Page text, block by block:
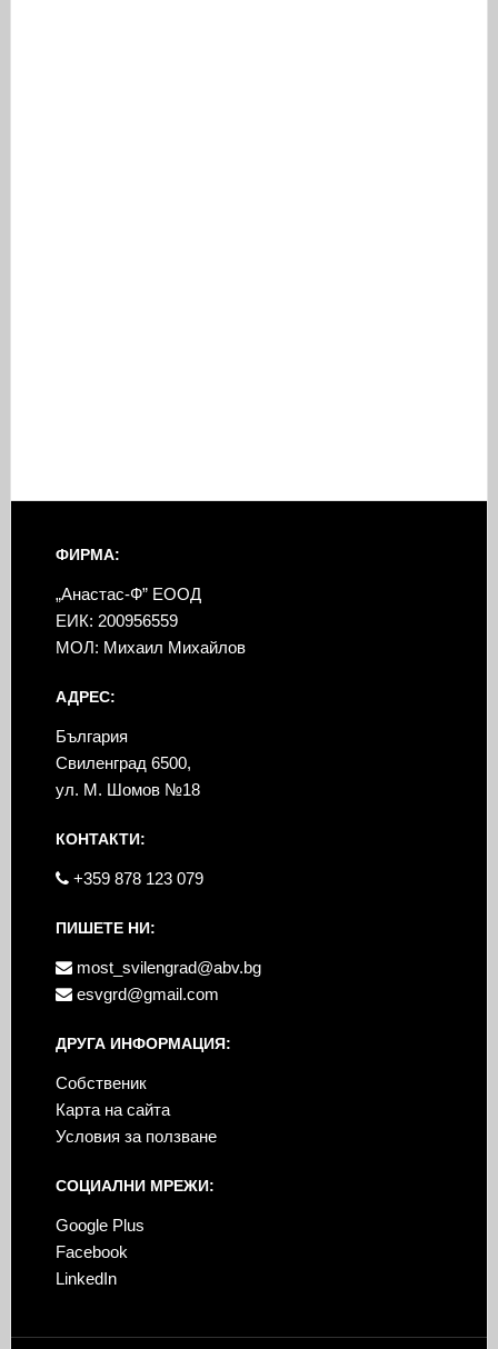
ФИРМА:
„Анастас-Ф” ЕООД
ЕИК: 200956559
МОЛ: Михаил Михайлов
АДРЕС:
България
Свиленград 6500,
ул. М. Шомов №18
КОНТАКТИ:
+359 878 123 079
ПИШЕТЕ НИ:
most_svilengrad@abv.bg
esvgrd@gmail.com
ДРУГА ИНФОРМАЦИЯ:
Собственик
Карта на сайта
Условия за ползване
СОЦИАЛНИ МРЕЖИ:
Google Plus
Facebook
LinkedIn